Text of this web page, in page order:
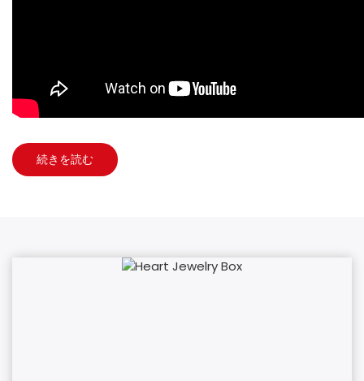
続きを読む